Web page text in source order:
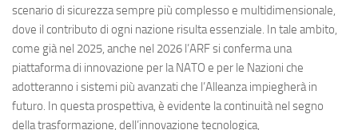
scenario di sicurezza sempre più complesso e multidimensionale,
dove il contributo di ogni nazione risulta essenziale. In tale ambito,
come già nel 2025, anche nel 2026 l’ARF si conferma una
piattaforma di innovazione per la NATO e per le Nazioni che
adotteranno i sistemi più avanzati che l’Alleanza impiegherà in
futuro. In questa prospettiva, è evidente la continuità nel segno
della trasformazione, dell’innovazione tecnologica,